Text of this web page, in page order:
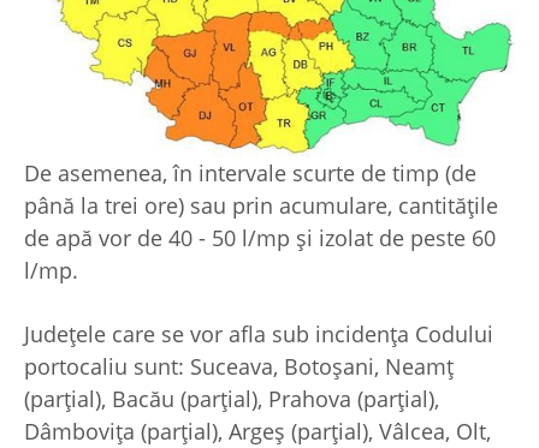
De asemenea, în intervale scurte de timp (de
până la trei ore) sau prin acumulare, cantitățile
de apă vor de 40 - 50 l/mp și izolat de peste 60
l/mp.
Județele care se vor afla sub incidența Codului
portocaliu sunt: Suceava, Botoșani, Neamț
(parțial), Bacău (parțial), Prahova (parțial),
Dâmbovița (parțial), Argeș (parțial), Vâlcea, Olt,